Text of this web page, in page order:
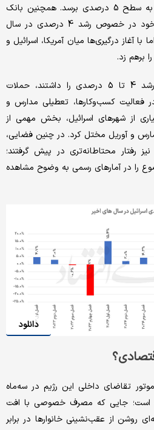
اسرائیل در سال جاری می‌تواند به سطح 5 درصدی برسد. همچنین بانک
مرکزی این کشور نیز از انتظار خود در خصوص رشد 4 درصدی در سال
با آغاز درگیری‌ها میان آمریکا، اسرائیل و
برهم زد.
درحالی‌که اقتصاددانان انتظار رشد 4 تا 5 درصدی را داشتند، حملات
فعالیت کسب‌وکارها، تعطیلی مدارس و
از شهرهای اسرائیل، بخش مهمی از
و آوریل مختل کرد. در چنین فضایی،
رفتار محتاطانه‌تری در پیش گرفتند؛
را در آمارهای رسمی به وضوح مشاهده
دانلود
موتور تقاضای داخلی این رژیم در سه‌ماه
جایی که مصرف خصوصی با افت
روشن از عقب‌نشینی خانوارها در برابر